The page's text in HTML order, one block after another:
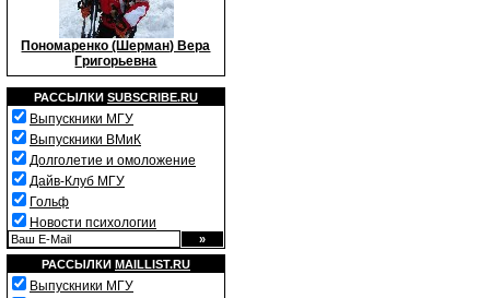
Пономаренко (Шерман) Вера
Григорьевна
РАССЫЛКИ SUBSCRIBE.RU
Выпускники МГУ
Выпускники ВМиК
Долголетие и омоложение
Дайв-Клуб МГУ
Гольф
Новости психологии
РАССЫЛКИ MAILLIST.RU
Выпускники МГУ